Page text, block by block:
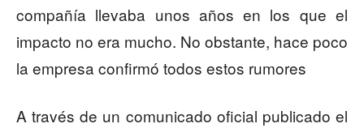
compañía llevaba unos años en los que el
impacto no era mucho. No obstante, hace poco
la empresa confirmó todos estos rumores
A través de un comunicado oficial publicado el